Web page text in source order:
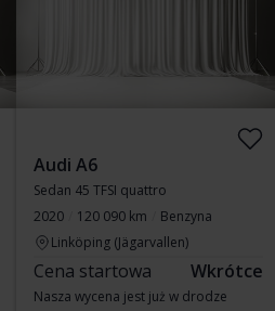
Audi A6
Sedan 45 TFSI quattro
2020
120 090 km
Benzyna
Linköping (Jägarvallen)
Cena startowa Wkrótce
Nasza wycena jest już w drodze